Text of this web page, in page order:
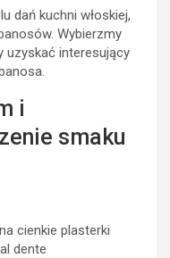
dań kuchni włoskiej,
Wybierzmy
uzyskać interesujący
i
smaku
cienkie plasterki
dente